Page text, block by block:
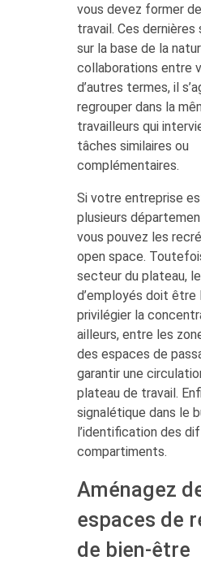
vous devez former
travail. Ces
sur la base de la
collaborations entre
d’autres termes, il
regrouper dans la
travailleurs qui
tâches similaires ou
complémentaires.
Si votre entreprise
plusieurs
vous pouvez les
open space.
secteur du plateau,
d’employés doit être
privilégier la
ailleurs, entre les
des espaces de
garantir une
plateau de travail.
signalétique dans le
l’identification des
compartiments.
Aménagez
espaces de
de bien-être